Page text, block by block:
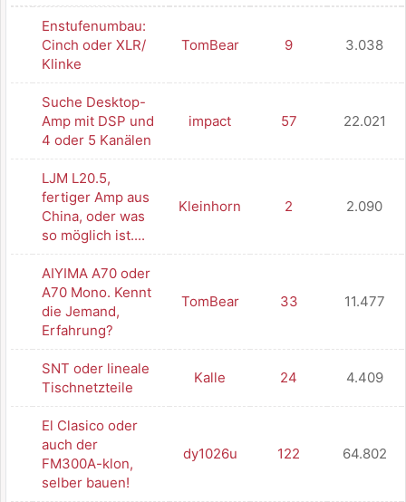
Enstufenumbau:
Cinch oder XLR/
Klinke
TomBear 9 3.038
Suche Desktop-
Amp mit DSP und
4 oder 5 Kanälen
impact 57 22.021
LJM L20.5,
fertiger Amp aus
China, oder was
so möglich ist....
Kleinhorn 2 2.090
AIYIMA A70 oder
A70 Mono. Kennt
die Jemand,
Erfahrung?
TomBear 33 11.477
SNT oder lineale
Tischnetzteile
Kalle 24 4.409
El Clasico oder
auch der
FM300A-klon,
selber bauen!
dy1026u 122 64.802